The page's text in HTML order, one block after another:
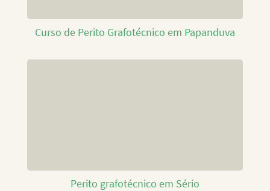
Curso de Perito Grafotécnico em Papanduva
Perito grafotécnico em Sério